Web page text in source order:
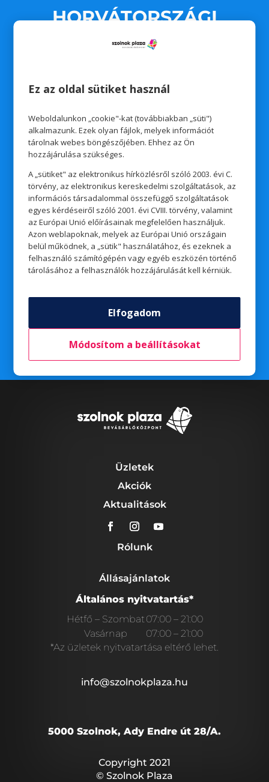
HORVÁTORSZÁGI
UTAZÁS NYERTESE:
AZ ELEKTROMOS ROLLER
NYERTESE:
Tóth Attila
Majorné Bukor Edit
A szerencsés nyertesekkel e-mailben vesszük fel a
kapcsolatot a nyereményátvétel részleteveivel
Üzletek
Akciók
Aktualitások
Rólunk
Állásajánlatok
Általános nyitvatartás*
Hétfő – Szombat07:00 – 21:00
Vasárnap
07:00 – 21:00
*Az üzletek nyitvatartása eltérő lehet.
info@szolnokplaza.hu
5000 Szolnok, Ady Endre út 28/A.
Copyright 2021
© Szolnok Plaza
Ez az oldal sütiket használ
Weboldalunkon „cookie"-kat (továbbiakban „süti")
alkalmazunk. Ezek olyan fájlok, melyek információt
tárolnak webes böngészőjében. Ehhez az Ön
hozzájárulása szükséges.
A „sütiket" az elektronikus hírközlésről szóló 2003. évi C.
törvény, az elektronikus kereskedelmi szolgáltatások, az
információs társadalommal összefüggő szolgáltatások
egyes kérdéseiről szóló 2001. évi CVIII. törvény, valamint
az Európai Unió előírásainak megfelelően használjuk.
Azon weblapoknak, melyek az Európai Unió országain
belül működnek, a „sütik" használatához, és ezeknek a
felhasználó számítógépén vagy egyéb eszközén történő
tárolásához a felhasználók hozzájárulását kell kérniük.
Elfogadom
Módosítom a beállításokat